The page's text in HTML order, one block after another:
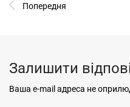
Попередня
Залишити
Ваша e-mail адреса не